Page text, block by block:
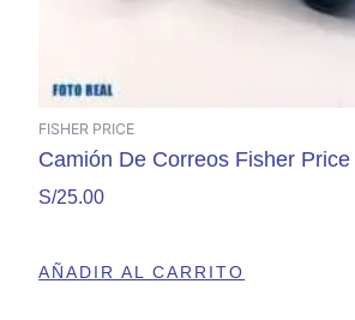
FISHER PRICE
Camión De Correos Fisher
S/25.00
AÑADIR AL CARRITO